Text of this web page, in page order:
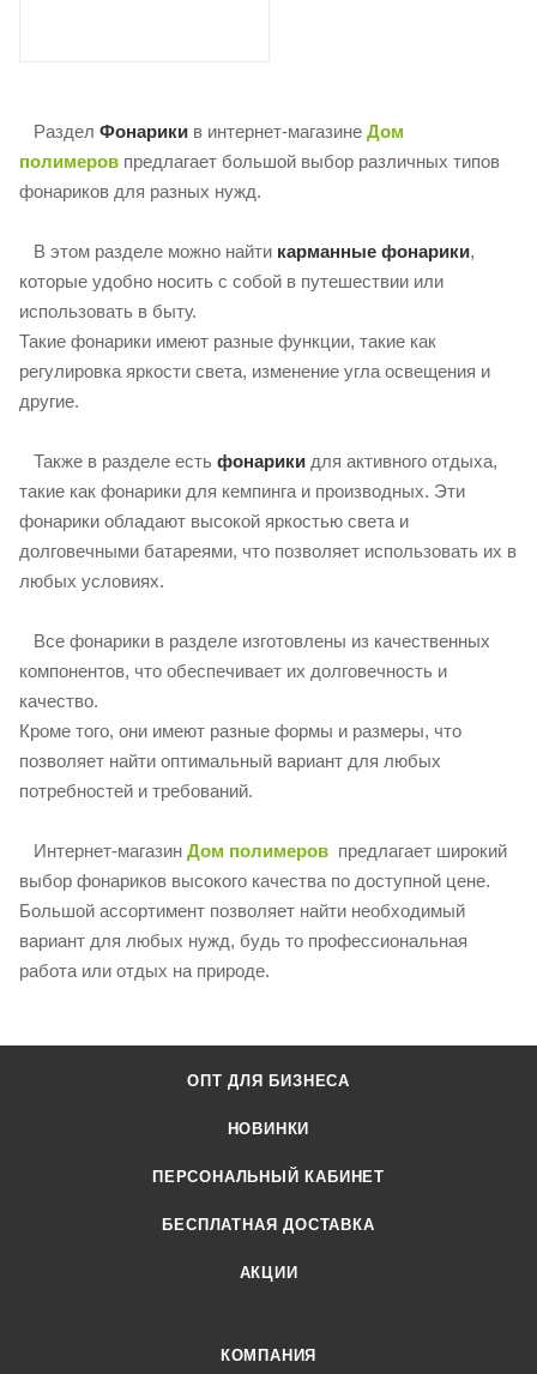
Раздел Фонарики в интернет-магазине Дом
полимеров предлагает большой выбор различных типов
фонариков для разных нужд.
В этом разделе можно найти карманные фонарики,
которые удобно носить с собой в путешествии или
использовать в быту.
Такие фонарики имеют разные функции, такие как
регулировка яркости света, изменение угла освещения и
другие.
Также в разделе есть фонарики для активного отдыха,
такие как фонарики для кемпинга и производных. Эти
фонарики обладают высокой яркостью света и
долговечными батареями, что позволяет использовать их в
любых условиях.
Все фонарики в разделе изготовлены из качественных
компонентов, что обеспечивает их долговечность и
качество.
Кроме того, они имеют разные формы и размеры, что
позволяет найти оптимальный вариант для любых
потребностей и требований.
Интернет-магазин Дом полимеров предлагает широкий
выбор фонариков высокого качества по доступной цене.
Большой ассортимент позволяет найти необходимый
вариант для любых нужд, будь то профессиональная
работа или отдых на природе.
ОПТ ДЛЯ БИЗНЕСА
НОВИНКИ
ПЕРСОНАЛЬНЫЙ КАБИНЕТ
БЕСПЛАТНАЯ ДОСТАВКА
АКЦИИ
КОМПАНИЯ